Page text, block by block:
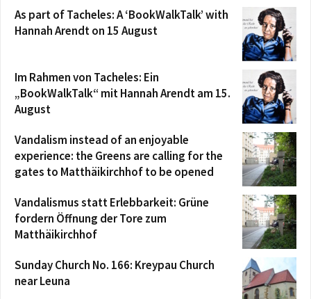
As part of Tacheles: A ‘BookWalkTalk’ with
Hannah Arendt on 15 August
Im Rahmen von Tacheles: Ein
„BookWalkTalk“ mit Hannah Arendt am 15.
August
Vandalism instead of an enjoyable
experience: the Greens are calling for the
gates to Matthäikirchhof to be opened
Vandalismus statt Erlebbarkeit: Grüne
fordern Öffnung der Tore zum
Matthäikirchhof
Sunday Church No. 166: Kreypau Church
near Leuna